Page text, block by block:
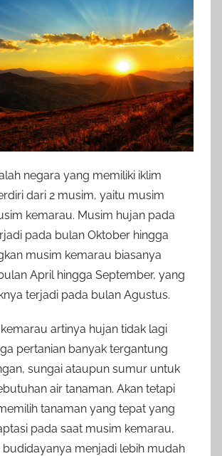
negara yang memiliki iklim
dari 2 musim, yaitu musim
kemarau. Musim hujan pada
pada bulan Oktober hingga
musim kemarau biasanya
April hingga September, yang
terjadi pada bulan Agustus.
artinya hujan tidak lagi
pertanian banyak tergantung
sungai ataupun sumur untuk
air tanaman. Akan tetapi
tanaman yang tepat yang
pada saat musim kemarau,
budidayanya menjadi lebih mudah